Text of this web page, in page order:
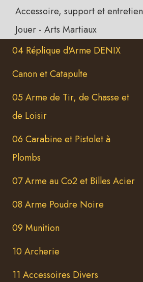
Accessoire, support et entretien
Jouer - Arts Martiaux
04 Réplique d'Arme DENIX
Canon et Catapulte
05 Arme de Tir, de Chasse et
de Loisir
06 Carabine et Pistolet à
Plombs
07 Arme au Co2 et Billes Acier
08 Arme Poudre Noire
09 Munition
10 Archerie
11 Accessoires Divers